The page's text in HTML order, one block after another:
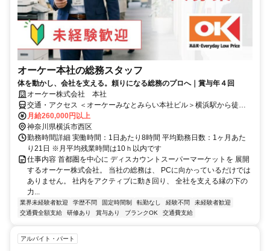
オーケー本社の総務スタッフ
体を動かし、会社を支える。頼りになる総務のプロへ｜賞与年４回
オーケー株式会社 本社
交通・アクセス ＜オーケーみなとみらい本社ビル＞横浜駅から徒歩
15分
月給260,000円以上
神奈川県横浜市西区
勤務時間詳細 実働時間：1日あたり8時間 平均勤務日数：1ヶ月あた
り21日 ※月平均残業時間は10ｈ以内です
仕事内容 首都圏を中心に ディスカウントスーパーマーケットを 展開
するオーケー株式会社。 当社の総務は、 PCに向かっているだけでは
ありません。 社内をアクティブに動き回り、 全社を支える縁の下の
力...
業界未経験者歓迎 学歴不問 固定時間制 転勤なし 経験不問
未経験者歓迎
交通費全額支給
研修あり 賞与あり ブランクOK 交通費支給
アルバイト・パート